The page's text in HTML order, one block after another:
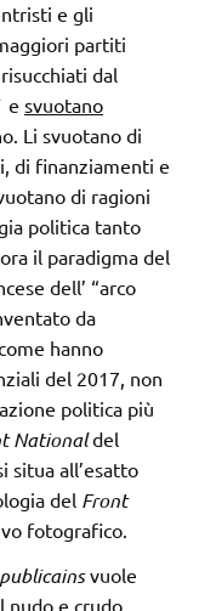
e gli
partiti
dal
e svuotano
Li svuotano di
di finanziamenti e
di ragioni
politica tanto
il paradigma del
dell’ “arco
da
hanno
del 2017, non
politica più
Nationaldel
situa all’esatto
del Front
fotografico.
vuole
nudo e crudo